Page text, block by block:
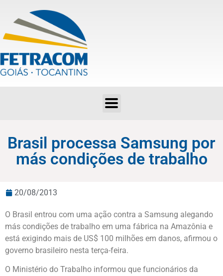
Brasil processa Samsung por
más condições de trabalho
20/08/2013
O Brasil entrou com uma ação contra a Samsung alegando
más condições de trabalho em uma fábrica na Amazônia e
está exigindo mais de US$ 100 milhões em danos, afirmou o
governo brasileiro nesta terça-feira.
O Ministério do Trabalho informou que funcionários da